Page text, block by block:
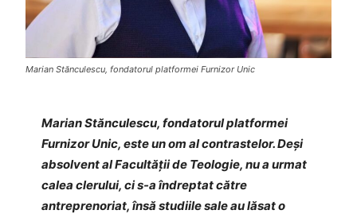
Marian Stănculescu, fondatorul platformei Furnizor Unic
Marian Stănculescu, fondatorul platformei
Furnizor Unic, este un om al contrastelor. Deși
absolvent al Facultății de Teologie, nu a urmat
calea clerului, ci s-a îndreptat către
antreprenoriat, însă studiile sale au lăsat o